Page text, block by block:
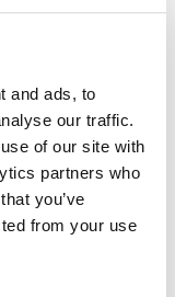
and ads, to
our traffic.
of our site with
partners who
you’ve
from your use